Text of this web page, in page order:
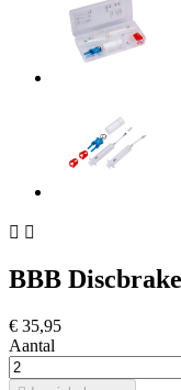
 
BBB
€ 35,95
Aantal